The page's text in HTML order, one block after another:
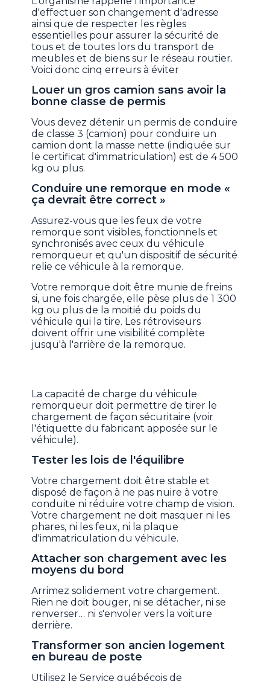
d'effectuer son changement d'adresse
ainsi que de respecter les règles
essentielles pour assurer la sécurité de
tous et de toutes lors du transport de
meubles et de biens sur le réseau routier.
Voici donc cinq erreurs à éviter
Louer un gros camion sans avoir la
bonne classe de permis
Vous devez détenir un permis de conduire
de classe 3 (camion) pour conduire un
camion dont la masse nette (indiquée sur
le certificat d'immatriculation) est de 4 500
kg ou plus.
Conduire une remorque en mode «
ça devrait être correct »
Assurez-vous que les feux de votre
remorque sont visibles, fonctionnels et
synchronisés avec ceux du véhicule
remorqueur et qu'un dispositif de sécurité
relie ce véhicule à la remorque.
Votre remorque doit être munie de freins
si, une fois chargée, elle pèse plus de 1 300
kg ou plus de la moitié du poids du
véhicule qui la tire. Les rétroviseurs
doivent offrir une visibilité complète
jusqu'à l'arrière de la remorque.
La capacité de charge du véhicule
remorqueur doit permettre de tirer le
chargement de façon sécuritaire (voir
l'étiquette du fabricant apposée sur le
véhicule).
Tester les lois de l'équilibre
Votre chargement doit être stable et
disposé de façon à ne pas nuire à votre
conduite ni réduire votre champ de vision.
Votre chargement ne doit masquer ni les
phares, ni les feux, ni la plaque
d'immatriculation du véhicule.
Attacher son chargement avec les
moyens du bord
Arrimez solidement votre chargement.
Rien ne doit bouger, ni se détacher, ni se
renverser… ni s'envoler vers la voiture
derrière.
Transformer son ancien logement
en bureau de poste
Utilisez le Service québécois de